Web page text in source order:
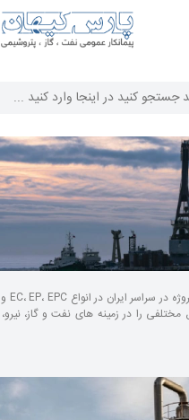
را در زمینه های نفت و گاز،